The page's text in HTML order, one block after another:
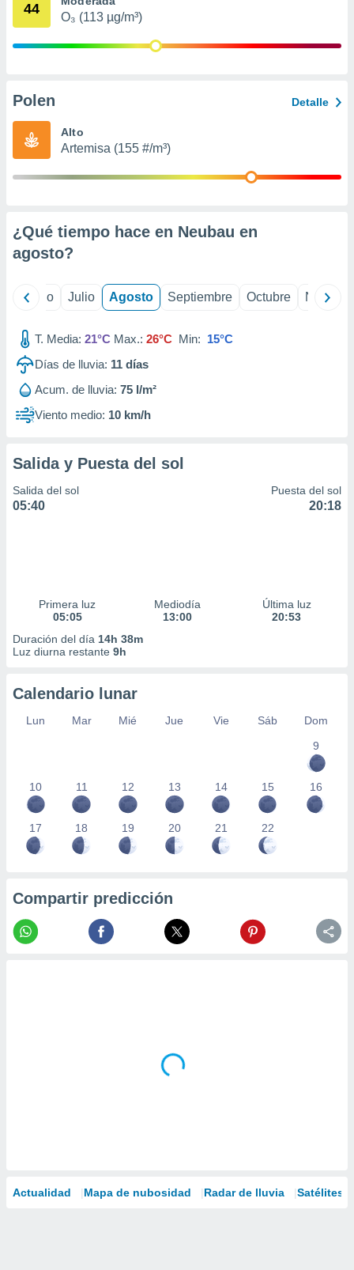
publicidad
de
1199
44
O₃ (113 µg/m³)
Polen Detalle
Alto
Artemisa (155 #/m³)
¿Qué tiempo hace en Neubau en
agosto?
Junio Julio Agosto Septiembre Octubre
T. Media: 21°C Max.: 26°C Min: 15°C
Días de lluvia: 11 días
Acum. de lluvia: 75 l/m²
Viento medio: 10 km/h
Salida y Puesta del sol
Salida del sol
05:40
Puesta del sol
20:18
Primera luz
05:05
Mediodía
13:00
Última luz
20:53
Duración del día 14h 38m
Luz diurna restante 9h
Calendario lunar
Lun Mar Mié Jue Vie Sáb
Dom
9
10 11 12 13 14 15 16
17 18 19 20 21 22
Compartir predicción
Actualidad Mapa de nubosidad Radar de lluvia Satélites